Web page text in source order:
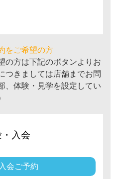
をご希望の方
の方は下記のボタンよりお
つきましては店舗までお問
、体験・見学を設定してい
入会
会ご予約